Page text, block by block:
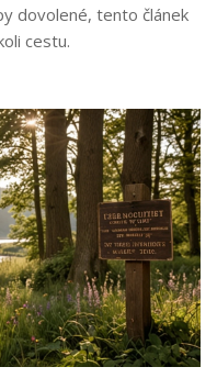
dovolené, tento článek
cestu.